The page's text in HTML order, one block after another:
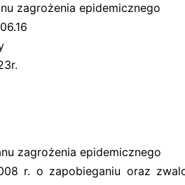
zagrożenia epidemicznego
zagrożenia epidemicznego
r. o zapobieganiu oraz